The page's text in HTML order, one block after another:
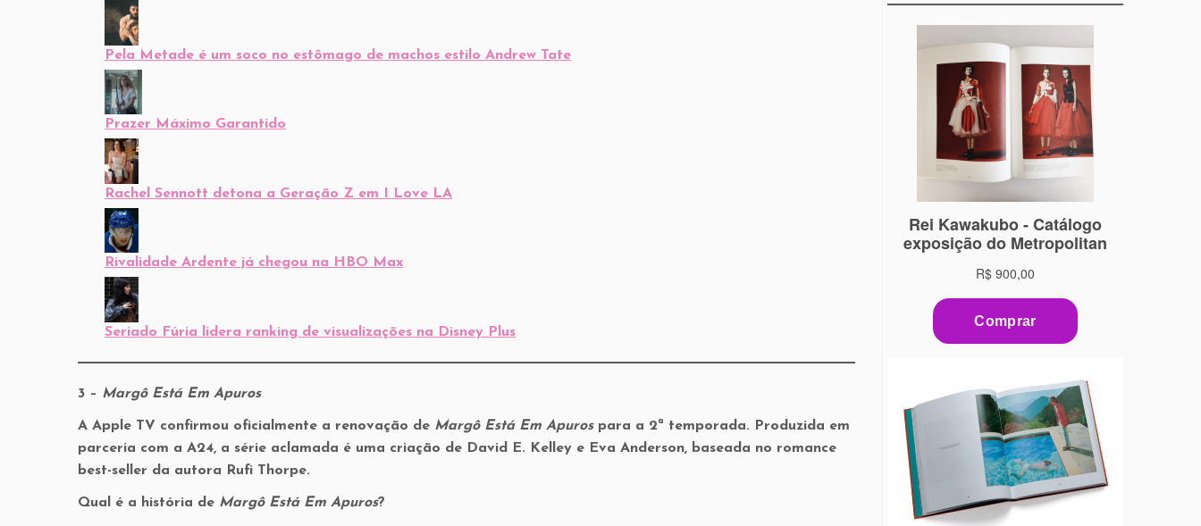
Pela Metade é um soco no estômago de machos estilo Andrew Tate
Prazer Máximo Garantido
Rachel Sennott detona a Geração Z em I Love LA
Rivalidade Ardente já chegou na HBO Max
Seriado Fúria lidera ranking de visualizações na Disney Plus
3 – Margô Está Em Apuros
A Apple TV confirmou oficialmente a renovação de Margô Está Em Apurospara a 2ª temporada. Produzida em
parceria com a A24, a série aclamada é uma criação de David E. Kelley e Eva Anderson, baseada no romance
best-seller da autora Rufi Thorpe.
Qual é a história de Margô Está Em Apuros?